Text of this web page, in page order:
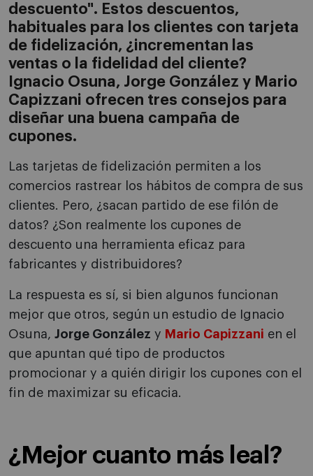
descuento". Estos descuentos,
habituales para los clientes con tarjeta
de fidelización, ¿incrementan las
ventas o la fidelidad del cliente?
Ignacio Osuna, Jorge González y Mario
Capizzani ofrecen tres consejos para
diseñar una buena campaña de
cupones.
Las tarjetas de fidelización permiten a los
comercios rastrear los hábitos de compra de sus
clientes. Pero, ¿sacan partido de ese filón de
datos? ¿Son realmente los cupones de
descuento una herramienta eficaz para
fabricantes y distribuidores?
La respuesta es sí, si bien algunos funcionan
mejor que otros, según un estudio de Ignacio
Osuna, Jorge González y Mario Capizzani en el
que apuntan qué tipo de productos
promocionar y a quién dirigir los cupones con el
fin de maximizar su eficacia.
¿Mejor cuanto más leal?